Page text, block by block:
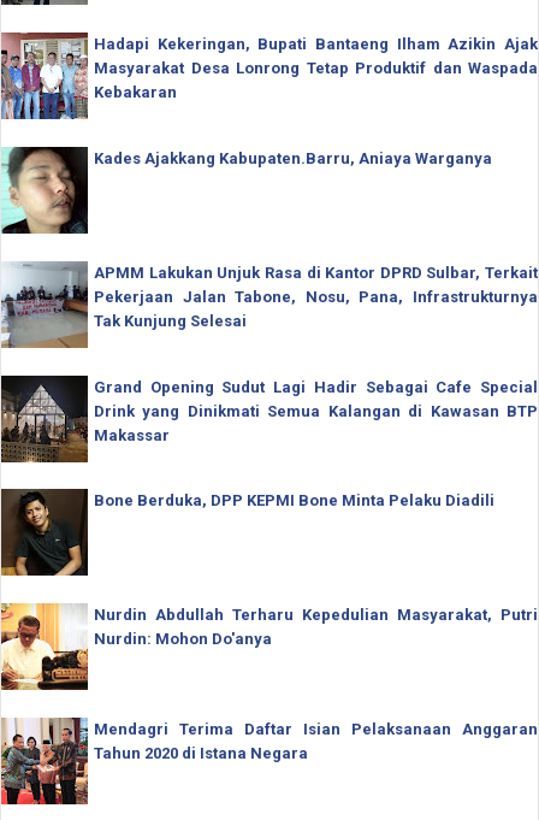
Hadapi Kekeringan, Bupati Bantaeng Ilham Azikin Ajak
Masyarakat Desa Lonrong Tetap Produktif dan Waspada
Kebakaran
Kades Ajakkang Kabupaten.Barru, Aniaya Warganya
APMM Lakukan Unjuk Rasa di Kantor DPRD Sulbar, Terkait
Pekerjaan Jalan Tabone, Nosu, Pana, Infrastrukturnya
Tak Kunjung Selesai
Grand Opening Sudut Lagi Hadir Sebagai Cafe Special
Drink yang Dinikmati Semua Kalangan di Kawasan BTP
Makassar
Bone Berduka, DPP KEPMI Bone Minta Pelaku Diadili
Nurdin Abdullah Terharu Kepedulian Masyarakat, Putri
Nurdin: Mohon Do'anya
Mendagri Terima Daftar Isian Pelaksanaan Anggaran
Tahun 2020 di Istana Negara